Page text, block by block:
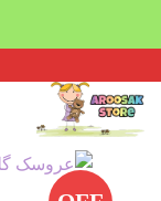
content